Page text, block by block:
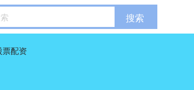
搜索
票配资